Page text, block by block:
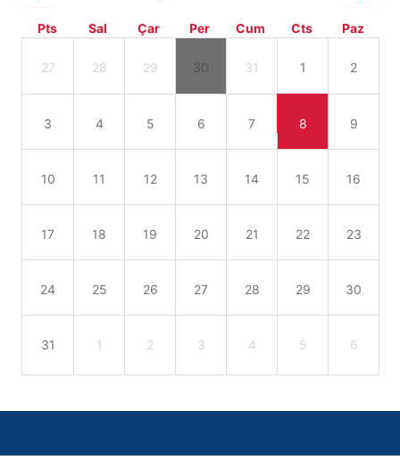
Pts Sal Çar Per Cum Cts Paz
27 28 29 30 31 1 2
3 4 5 6 7 8 9
10 11 12 13 14 15 16
17 18 19 20 21 22 23
24 25 26 27 28 29 30
31 1 2 3 4 5 6